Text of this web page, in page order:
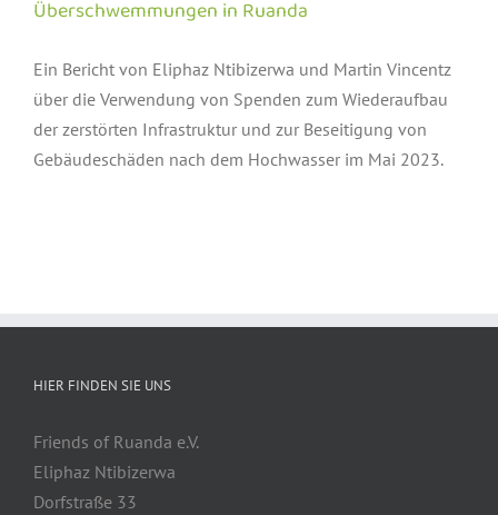
Überschwemmungen in Ruanda
Ein Bericht von Eliphaz Ntibizerwa und Martin Vincentz
über die Verwendung von Spenden zum Wiederaufbau
der zerstörten Infrastruktur und zur Beseitigung von
Gebäudeschäden nach dem Hochwasser im Mai 2023.
HIER FINDEN SIE UNS
Friends of Ruanda e.V.
Eliphaz Ntibizerwa
Dorfstraße 33